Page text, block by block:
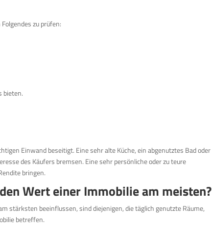
zu prüfen:
bieten.
Einwand beseitigt. Eine sehr alte Küche, ein abgenutztes Bad oder
des Käufers bremsen. Eine sehr persönliche oder zu teure
bringen.
Wert einer Immobilie am meisten?
stärksten beeinflussen, sind diejenigen, die täglich genutzte Räume,
betreffen.